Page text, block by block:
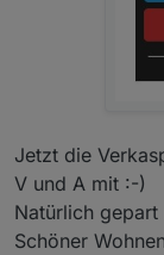
Jetzt die
V und A mit :-)
Natürlich
Schöner